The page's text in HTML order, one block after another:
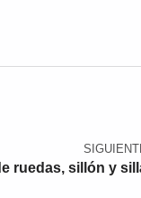
ruedas, sillón y